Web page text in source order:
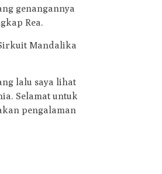
genangannya
Rea.
Mandalika
lalu saya lihat
Selamat untuk
pengalaman